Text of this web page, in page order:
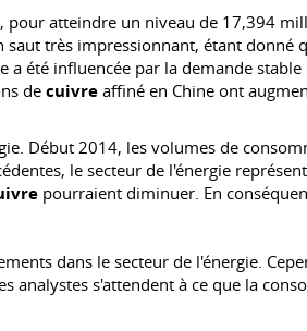
pour atteindre un niveau de 17,394
très impressionnant, étant donné
été influencée par la demande stable
de cuivre affiné en Chine ont
Début 2014, les volumes de
le secteur de l'énergie
pourraient diminuer. En
dans le secteur de l'énergie.
analystes s'attendent à ce que la